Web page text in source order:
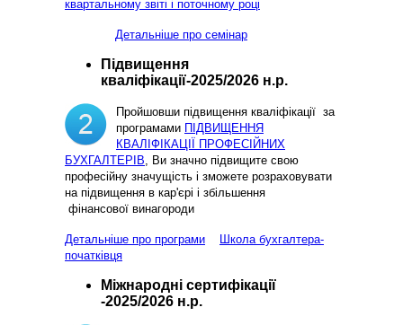
квартальному звіті і поточному році
Детальніше про семінар
Підвищення
кваліфікації-2025/2026 н.р.
Пройшовши підвищення кваліфікації за
програмами ПІДВИЩЕННЯ
КВАЛІФІКАЦІЇ ПРОФЕСІЙНИХ
БУХГАЛТЕРІВ, Ви значно підвищите свою
професійну значущість і зможете розраховувати
на підвищення в кар'єрі і збільшення
фінансової винагороди
Детальніше про програми
Школа бухгалтера-
початківця
Міжнародні сертифікації
-2025/2026 н.р.